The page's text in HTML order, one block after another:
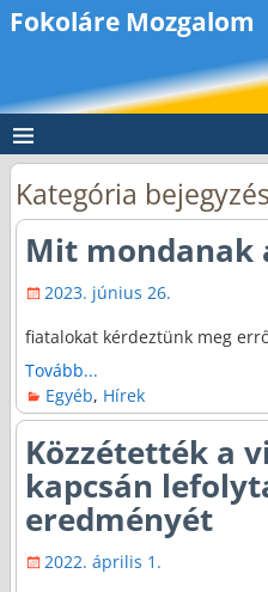
Fokoláre Mozgalom
Kategória
Mit mondanak
2023. június 26.
fiatalokat kérdeztünk meg
Tovább...
Egyéb, Hírek
Közzétették a
kapcsán
eredményét
2022. április 1.